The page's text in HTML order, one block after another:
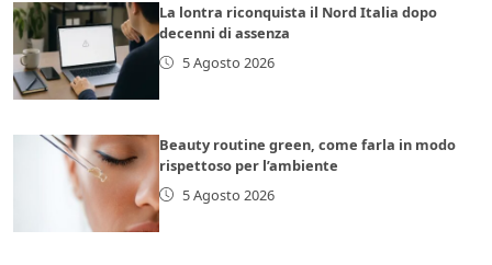
La lontra riconquista il Nord Italia dopo
decenni di assenza
5 Agosto 2026
Beauty routine green, come farla in modo
rispettoso per l’ambiente
5 Agosto 2026